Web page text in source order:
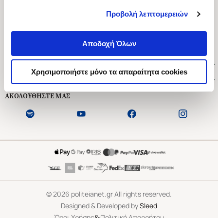
Προβολή λεπτομερειών
Αποδοχή Όλων
Χρησιμοποιήστε μόνο τα απαραίτητα cookies
Ασκληπιού 1-3, Αθήνα 106 79
Δευτέρα - Παρασκευή 09:00-21:00
Εξυπηρέτηση Πελατών
ΑΚΟΛΟΥΘΗΣΤΕ ΜΑΣ
©2026 politeianet.gr All rights reserved.
Designed & Developed bySleed